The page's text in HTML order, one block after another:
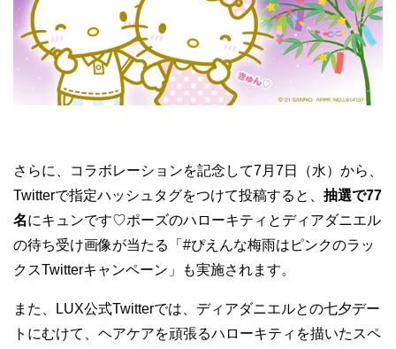
さらに、コラボレーションを記念して7月7日（水）から、
Twitterで指定ハッシュタグをつけて投稿すると、 抽選で77
名にキュンです♡ポーズのハローキティとディアダニエル
の待ち受け画像が当たる「#ぴえんな梅雨はピンクのラッ
クスTwitterキャンペーン」も実施されます。
また、LUX公式Twitterでは、ディアダニエルとの七夕デー
トにむけて、ヘアケアを頑張るハローキティを描いたスペ